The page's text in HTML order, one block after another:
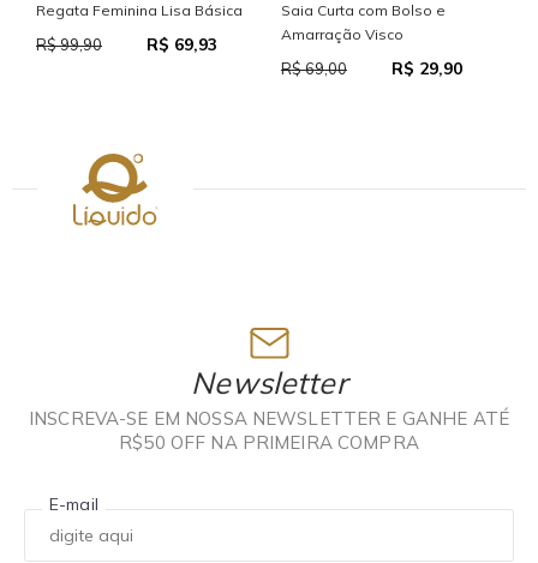
Regata Feminina Lisa Básica
R$ 99,90 R$ 69,93
Saia Curta com Bolso e
Amarração Visco
R$ 69,00 R$ 29,90
Newsletter
INSCREVA-SE EM NOSSA NEWSLETTER E GANHE ATÉ
R$50 OFF NA PRIMEIRA COMPRA
E-mail